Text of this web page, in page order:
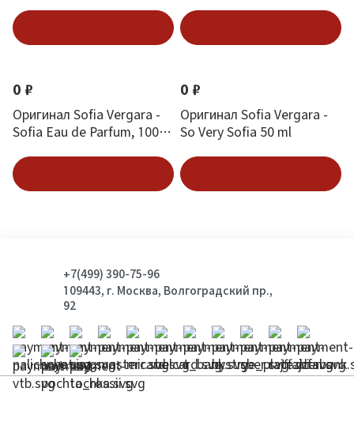
0 ₽
Оригинал Sofia Vergara -
Sofia Eau de Parfum, 100
0 ₽
Оригинал Sofia Vergara -
So Very Sofia 50 ml
+7(499) 390-75-96
109443, г. Москва, Волгоградский пр.,
92